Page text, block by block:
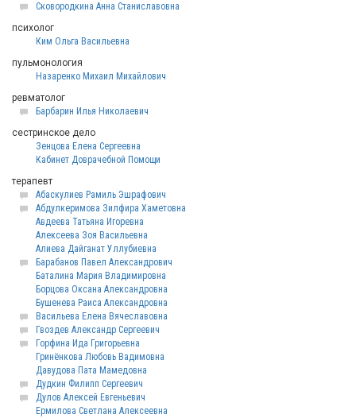
Сковородкина Анна Станиславовна
психолог
Ким Ольга Васильевна
пульмонология
Назаренко Михаил Михайлович
ревматолог
Барбарин Илья Николаевич
сестринское дело
Зенцова Елена Сергеевна
Кабинет Доврачебной Помощи
терапевт
Абаскулиев Рамиль Эшрафович
Абдулкеримова Зилфира Хаметовна
Авдеева Татьяна Игоревна
Алексеева Зоя Васильевна
Алиева Дайганат Уллубиевна
Барабанов Павел Александрович
Баталина Мария Владимировна
Борцова Оксана Александровна
Бушенева Раиса Александровна
Васильева Елена Вячеславовна
Гвоздев Александр Сергеевич
Горфина Ида Григорьевна
Гринёнкова Любовь Вадимовна
Давудова Пата Мамедовна
Дудкин Филипп Сергеевич
Дулов Алексей Евгеньевич
Ермилова Светлана Алексеевна